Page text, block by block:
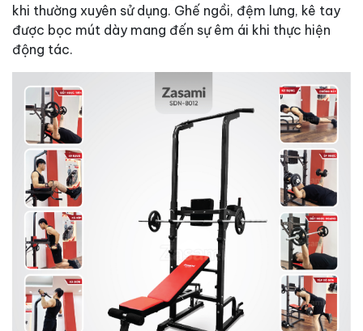
khi thường xuyên sử dụng. Ghế ngồi, đệm lưng, kê tay
được bọc mút dày mang đến sự êm ái khi thực hiện
động tác.